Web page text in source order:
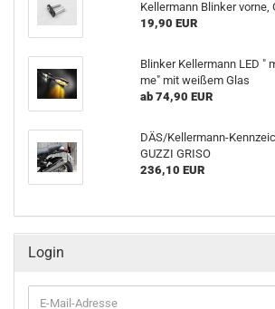
Kel­ler­mann Blin­ker vorne,
19,90 EUR
Blin­ker Kel­ler­mann LED "
me" mit wei­ßem Glas
ab 74,90 EUR
DÄS/Kellermann-​
GUZZI GRISO
236,10 EUR
Login
E-